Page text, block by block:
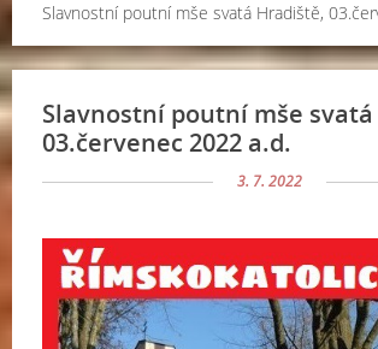
Slavnostní poutní mše svatá Hradiště,
Slavnostní poutní mše
03.červenec 2022 a.d.
3. 7. 2022